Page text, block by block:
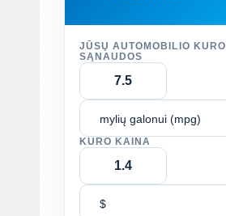
JŪSŲ AUTOMOBILIO KURO
SĄNAUDOS
mylių galonui (mpg)
KURO KAINA
$